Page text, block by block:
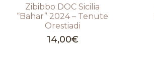
Zibibbo DOC Sicilia
“Bahar” 2024 – Tenute
Orestiadi
14,00€